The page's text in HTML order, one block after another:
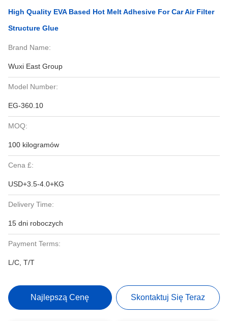
High Quality EVA Based Hot Melt Adhesive For Car Air Filter
Structure Glue
Brand Name:
Wuxi East Group
Model Number:
EG-360.10
MOQ:
100 kilogramów
Cena £:
USD+3.5-4.0+KG
Delivery Time:
15 dni roboczych
Payment Terms:
L/C, T/T
Najlepszą Cenę Skontaktuj Się Teraz